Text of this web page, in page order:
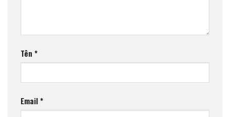
Tên *
Email*